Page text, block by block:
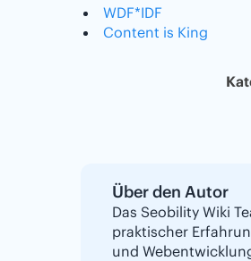
WDF*IDF
Content is King
Über den Autor
Das Seobility Wiki
praktischer
und